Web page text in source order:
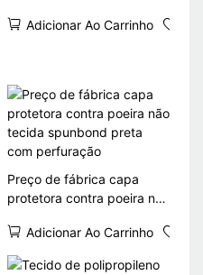
Adicionar Ao Carrinho
Preço de fábrica capa
protetora contra poeira não
com perfuração
Adicionar Ao Carrinho